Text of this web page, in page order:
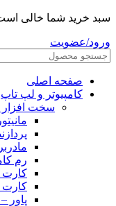
سبد خرید شما خالی
ورود/عضویت
صفحه اصلی
کامپیوتر و‌‌‌‌‌ لپ تاپ
سخت افزار
رم
کارت
کارت
پاور